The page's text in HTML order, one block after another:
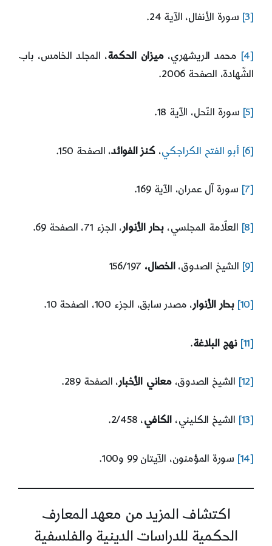
[3] سورة الأنفال، الآية 24.
[4] محمد الريشهري،ميزان الحكمة، المجلد الخامس، باب
الشّهادة، الصفحة 2006.
[5] سورة النّحل، الآية 18.
[6] أبو الفتح الكراجكي،كنز الفوائد، الصفحة 150.
[7] سورة آل عمران، الآية 169.
[8] العلّامة المجلسي،بحار الأنوار، الجزء 71، الصفحة 69.
[9] الشيخ الصدوق،الخصال،
[10] بحار الأنوار، مصدر سابق، الجزء 100، الصفحة 10.
[11] نهج البلاغة.
[12] الشيخ الصدوق،معاني الأخبار، الصفحة 289.
[13] الشيخ الكليني،الكافي، 2/458.
[14] سورة المؤمنون، الآيتان 99 و100.
اكتشاف المزيد من معهد المعارف
الحكمية للدراسات الدينية والفلسفية